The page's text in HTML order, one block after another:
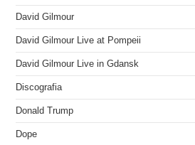
David Gilmour
David Gilmour Live at Pompeii
David Gilmour Live in Gdansk
Discografia
Donald Trump
Dope